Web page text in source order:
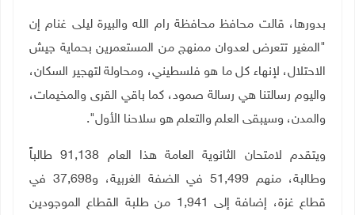
بدورها، قالت محافظ محافظة رام الله والبيرة ليلى غنام إن
"المغير تتعرض لعدوان ممنهج من المستعمرين بحماية جيش
الاحتلال، لإنهاء كل ما هو فلسطيني، ومحاولة لتهجير السكان،
واليوم رسالتنا هي رسالة صمود، كما باقي القرى والمخيمات،
والمدن، وسيبقى العلم والتعلم هو سلاحنا الأول".
ويتقدم لامتحان الثانوية العامة هذا العام 91,138 طالباً
وطالبة، منهم 51,499 في الضفة الغربية، و37,698 في
قطاع غزة، إضافة إلى 1,941 من طلبة القطاع الموجودين